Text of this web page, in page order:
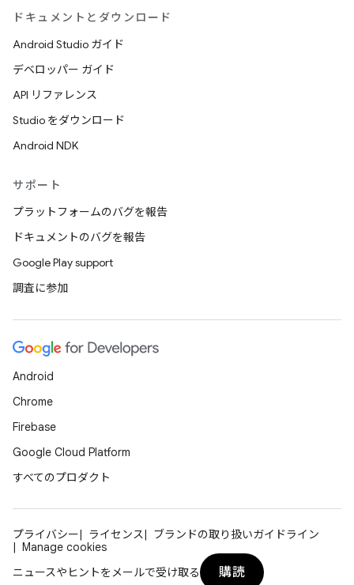
ドキュメントとダウンロード
Android Studio ガイド
デベロッパー ガイド
API リファレンス
Studio をダウンロード
Android NDK
サポート
プラットフォームのバグを報告
ドキュメントのバグを報告
Google Play support
調査に参加
Android
Chrome
Firebase
Google Cloud Platform
すべてのプロダクト
プライバシー ライセンス
ブランドの取り扱いガイドライン
Manage cookies
ニュースやヒントをメールで受け取る
購読